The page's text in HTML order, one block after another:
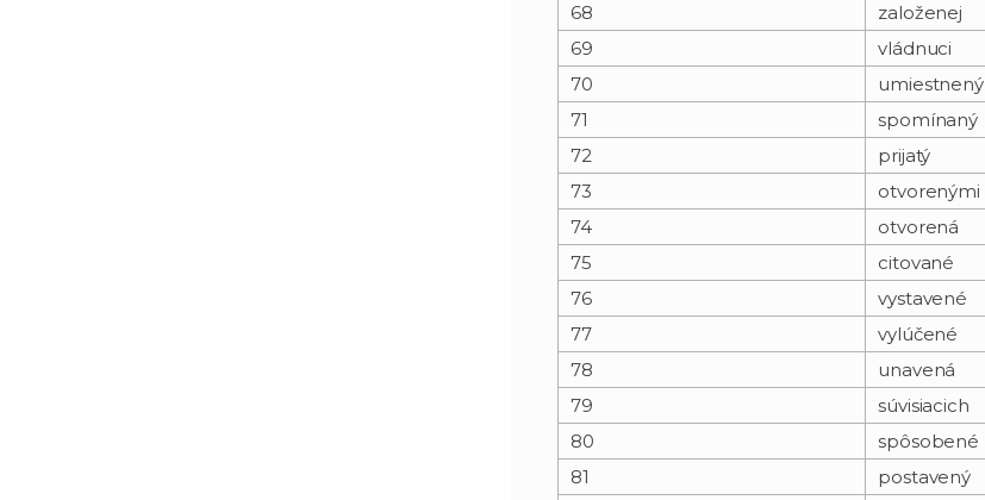
68
založenej
69
vládnuci
70
umiestnený
71
spomínaný
72
prijatý
73
otvorenými
74
otvorená
75
citované
76
vystavené
77
vylúčené
78
unavená
79
súvisiacich
80
spôsobené
81
postavený